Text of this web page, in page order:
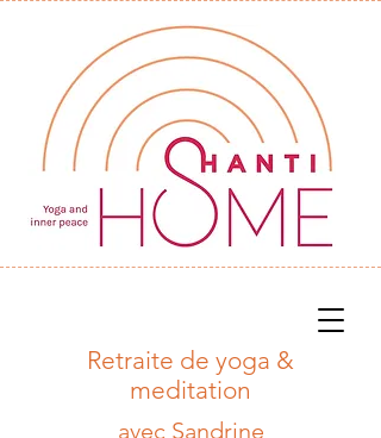
Retraite de yoga &
meditation
avec Sandrine